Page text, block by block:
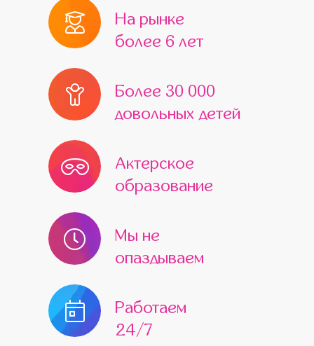
На рынке
более 6 лет
Более 30 000
довольных детей
Актерское
образование
Мы не
опаздываем
Работаем
24/7